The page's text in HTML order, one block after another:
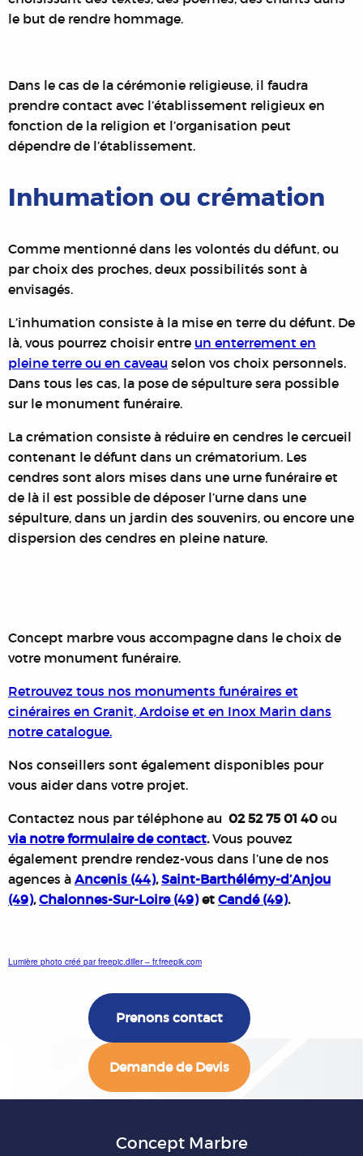
le but de rendre hommage.
Dans le cas de la cérémonie religieuse, il faudra
prendre contact avec l’établissement religieux en
fonction de la religion et l’organisation peut
dépendre de l’établissement.
Inhumation ou crémation
Comme mentionné dans les volontés du défunt, ou
par choix des proches, deux possibilités sont à
envisagés.
L’inhumation consiste à la mise en terre du défunt. De
là, vous pourrez choisir entre un enterrement en
pleine terre ou en caveau selon vos choix personnels.
Dans tous les cas, la pose de sépulture sera possible
sur le monument funéraire.
La crémation consiste à réduire en cendres le cercueil
contenant le défunt dans un crématorium. Les
cendres sont alors mises dans une urne funéraire et
de là il est possible de déposer l’urne dans une
sépulture, dans un jardin des souvenirs, ou encore une
dispersion des cendres en pleine nature.
Concept marbre vous accompagne dans le choix de
votre monument funéraire.
Retrouvez tous nos monuments funéraires et
cinéraires en Granit, Ardoise et en Inox Marin dans
notre catalogue.
Nos conseillers sont également disponibles pour
vous aider dans votre projet.
Contactez nous par téléphone au 02 52 75 01 40 ou
via notre formulaire de contact.Vous pouvez
également prendre rendez-vous dans l’une de nos
agences à Ancenis (44),Saint-Barthélémy-d’Anjou
(49),Chalonnes-Sur-Loire (49)et Candé (49).
Lumière photo créé par freepic.diller – fr.freepik.com
Prenons contact
Demande de Devis
Concept Marbre